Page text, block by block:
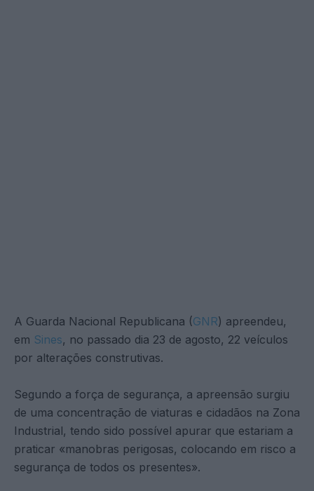
A Guarda Nacional Republicana (GNR) apreendeu,
em Sines, no passado dia 23 de agosto, 22 veículos
por alterações construtivas.
Segundo a força de segurança, a apreensão surgiu
de uma concentração de viaturas e cidadãos na Zona
Industrial, tendo sido possível apurar que estariam a
praticar «manobras perigosas, colocando em risco a
segurança de todos os presentes».